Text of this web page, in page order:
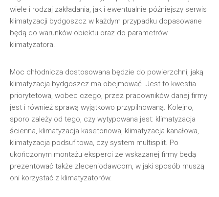
wiele i rodzaj zakładania, jak i ewentualnie późniejszy serwis
klimatyzacji bydgoszcz w każdym przypadku dopasowane
będą do warunków obiektu oraz do parametrów
klimatyzatora.
Moc chłodnicza dostosowana będzie do powierzchni, jaką
klimatyzacja bydgoszcz ma obejmować. Jest to kwestia
priorytetowa, wobec czego, przez pracowników danej firmy
jest i również sprawą wyjątkowo przypilnowaną. Kolejno,
sporo zależy od tego, czy wytypowana jest: klimatyzacja
ścienna, klimatyzacja kasetonowa, klimatyzacja kanałowa,
klimatyzacja podsufitowa, czy system multisplit. Po
ukończonym montażu eksperci ze wskazanej firmy będą
prezentować także zleceniodawcom, w jaki sposób muszą
oni korzystać z klimatyzatorów.